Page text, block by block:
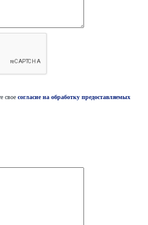
свое согласие на обработку предоставляемых